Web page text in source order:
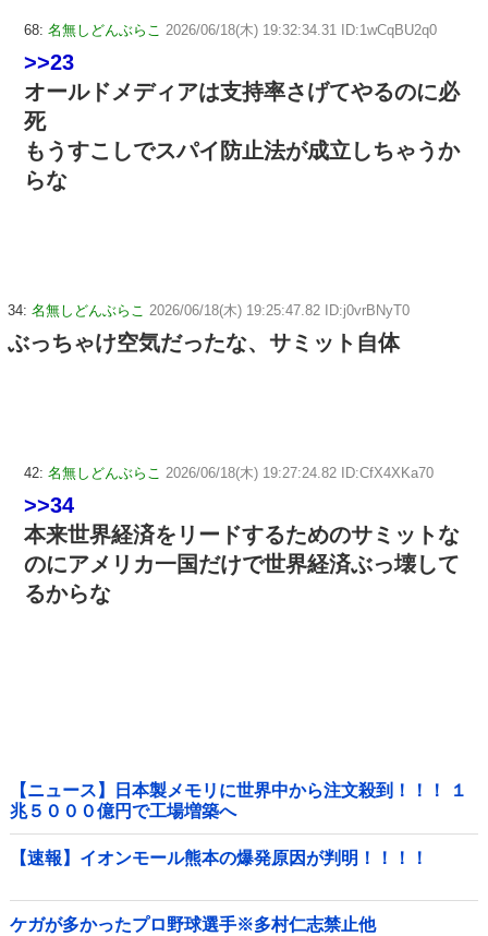
68: 名無しどんぶらこ 2026/06/18(木) 19:32:34.31 ID:1wCqBU2q0
>>23
オールドメディアは支持率さげてやるのに必
死
もうすこしでスパイ防止法が成立しちゃうか
らな
34: 名無しどんぶらこ 2026/06/18(木) 19:25:47.82 ID:j0vrBNyT0
ぶっちゃけ空気だったな、サミット自体
42: 名無しどんぶらこ 2026/06/18(木) 19:27:24.82 ID:CfX4XKa70
>>34
本来世界経済をリードするためのサミットな
のにアメリカ一国だけで世界経済ぶっ壊して
るからな
【ニュース】日本製メモリに世界中から注文殺到！！！ １
兆５０００億円で工場増築へ
【速報】イオンモール熊本の爆発原因が判明！！！！
ケガが多かったプロ野球選手※多村仁志禁止他